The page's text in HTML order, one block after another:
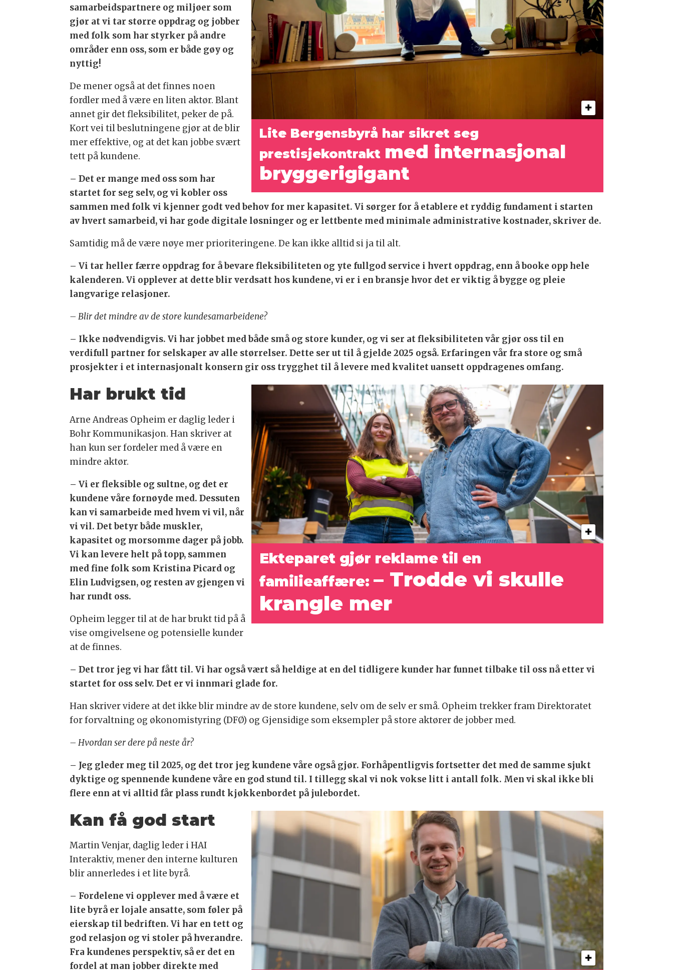
Lite Bergensbyrå har sikret seg
prestisjekontrakt med internasjonal
bryggerigigant
samarbeidspartnere og miljøer som
gjør at vi tar større oppdrag og jobber
med folk som har styrker på andre
områder enn oss, som er både gøy og
nyttig!
De mener også at det finnes noen
fordler med å være en liten aktør. Blant
annet gir det fleksibilitet, peker de på.
Kort vei til beslutningene gjør at de blir
mer effektive, og at det kan jobbe svært
tett på kundene.
– Det er mange med oss som har
startet for seg selv, og vi kobler oss
sammen med folk vi kjenner godt ved behov for mer kapasitet. Vi sørger for å etablere et ryddig fundament i starten
av hvert samarbeid, vi har gode digitale løsninger og er lettbente med minimale administrative kostnader, skriver de.
Samtidig må de være nøye mer prioriteringene. De kan ikke alltid si ja til alt.
– Vi tar heller færre oppdrag for å bevare fleksibiliteten og yte fullgod service i hvert oppdrag, enn å booke opp hele
kalenderen. Vi opplever at dette blir verdsatt hos kundene, vi er i en bransje hvor det er viktig å bygge og pleie
langvarige relasjoner.
– Blir det mindre av de store kundesamarbeidene?
– Ikke nødvendigvis. Vi har jobbet med både små og store kunder, og vi ser at fleksibiliteten vår gjør oss til en
verdifull partner for selskaper av alle størrelser. Dette ser ut til å gjelde 2025 også. Erfaringen vår fra store og små
prosjekter i et internasjonalt konsern gir oss trygghet til å levere med kvalitet uansett oppdragenes omfang.
Ekteparet gjør reklame til en
familieaffære: – Troddevi skulle
krangle mer
Har brukt tid
Arne Andreas Opheim er daglig leder i
Bohr Kommunikasjon. Han skriver at
han kun ser fordeler med å være en
mindre aktør.
– Vi er fleksible og sultne, og det er
kundene våre fornøyde med. Dessuten
kan vi samarbeide med hvem vi vil, når
vi vil. Det betyr både muskler,
kapasitet og morsomme dager på jobb.
Vi kan levere helt på topp, sammen
med fine folk som Kristina Picard og
Elin Ludvigsen, og resten av gjengen vi
har rundt oss.
Opheim legger til at de har brukt tid på å
vise omgivelsene og potensielle kunder
at de finnes.
– Det tror jeg vi har fått til. Vi har også vært så heldige at en del tidligere kunder har funnet tilbake til oss nå etter vi
startet for oss selv. Det er vi innmari glade for.
Han skriver videre at det ikke blir mindre av de store kundene, selv om de selv er små. Opheim trekker fram Direktoratet
for forvaltning og økonomistyring (DFØ) og Gjensidige som eksempler på store aktører de jobber med.
– Hvordan ser dere på neste år?
– Jeg gleder meg til 2025, og det tror jeg kundene våre også gjør. Forhåpentligvis fortsetter det med de samme sjukt
dyktige og spennende kundene våre en god stund til. I tillegg skal vi nok vokse litt i antall folk. Men vi skal ikke bli
flere enn at vi alltid får plass rundt kjøkkenbordet på julebordet.
Kan få god start
Martin Venjar, daglig leder i HAI
Interaktiv, mener den interne kulturen
blir annerledes i et lite byrå.
– Fordelene vi opplever med å være et
lite byrå er lojale ansatte, som føler på
eierskap til bedriften. Vi har en tett og
god relasjon og vi stoler på hverandre.
Fra kundenes perspektiv, så er det en
fordel at man jobber direkte med